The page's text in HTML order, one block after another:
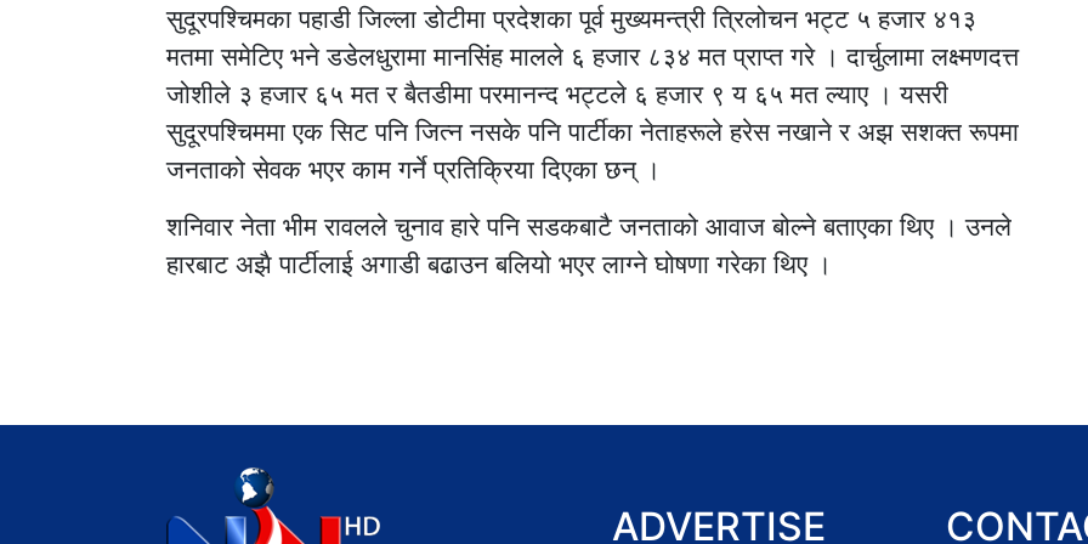
सुदूरपश्चिमका पहाडी जिल्ला डोटीमा प्रदेशका पूर्व मुख्यमन्त्री त्रिलोचन भट्ट ५ हजार ४१३
मतमा समेटिए भने डडेलधुरामा मानसिंह मालले ६ हजार ८३४ मत प्राप्त गरे । दार्चुलामा लक्ष्मणदत्त
जोशीले ३ हजार ६५ मत र बैतडीमा परमानन्द भट्टले ६ हजार ९ य ६५ मत ल्याए । यसरी
सुदूरपश्चिममा एक सिट पनि जित्न नसके पनि पार्टीका नेताहरूले हरेस नखाने र अझ सशक्त रूपमा
जनताको सेवक भएर काम गर्ने प्रतिक्रिया दिएका छन् ।
शनिवार नेता भीम रावलले चुनाव हारे पनि सडकबाटै जनताको आवाज बोल्ने बताएका थिए । उनले
हारबाट अझै पार्टीलाई अगाडी बढाउन बलियो भएर लाग्ने घोषणा गरेका थिए ।
ADVERTISE